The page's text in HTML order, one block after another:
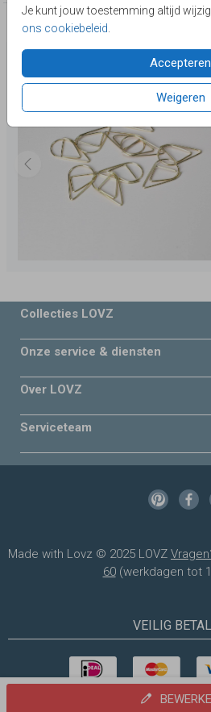
Je kunt jouw toestemming altijd
ons cookiebeleid
Accepteren
Weigeren
Deze producten zijn wellicht
Collecties LOVZ
Onze service & diensten
Over LOVZ
Serviceteam
Made with Lovz © 2025 LOVZ
60(werkdagen tot
VEILIG